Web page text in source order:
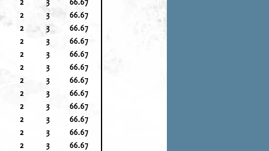
2 3
66.67
2 3
66.67
2 3
66.67
2 3
66.67
2 3
66.67
2 3
66.67
2 3
66.67
2 3
66.67
2 3
66.67
2 3
66.67
2 3
66.67